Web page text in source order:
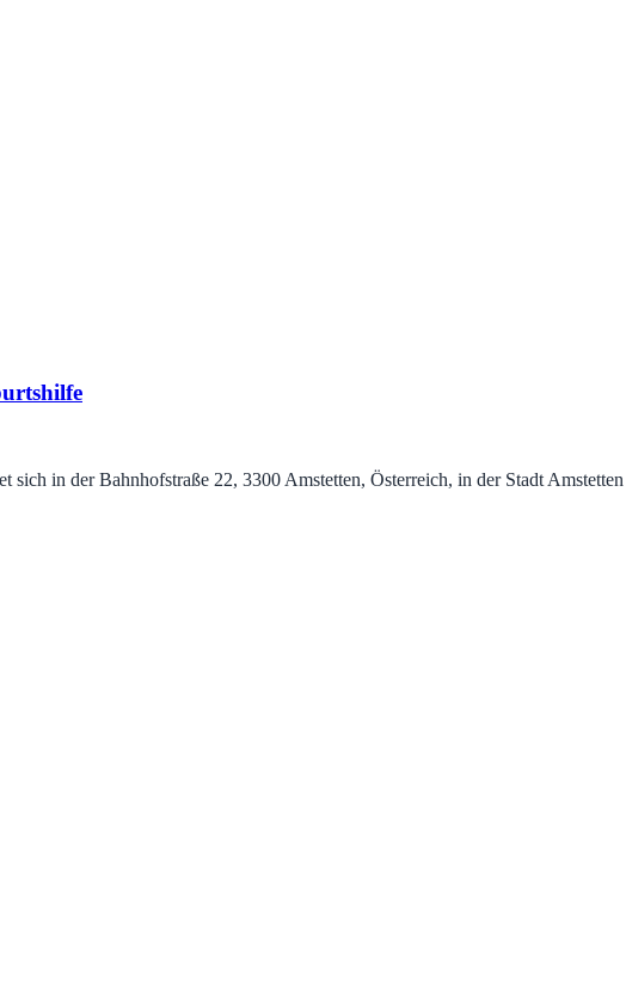
in der Bahnhofstraße 22, 3300 Amstetten, Österreich, in der Stadt